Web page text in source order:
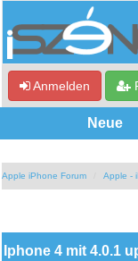
Anmelden
Neue
Apple iPhone Forum Apple -
Iphone 4 mit 4.0.1